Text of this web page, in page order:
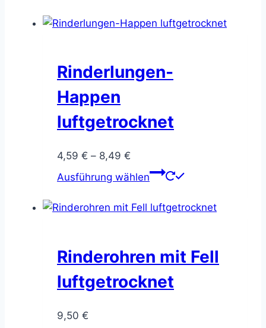
Rinderlungen-
Happen
luftgetrocknet
4,59 € – 8,49 €
4,59 €
8,49 €
Ausführung wählen
Dieses
weist
auf.
Die
Rinderohren mit Fell
luftgetrocknet
9,50 €